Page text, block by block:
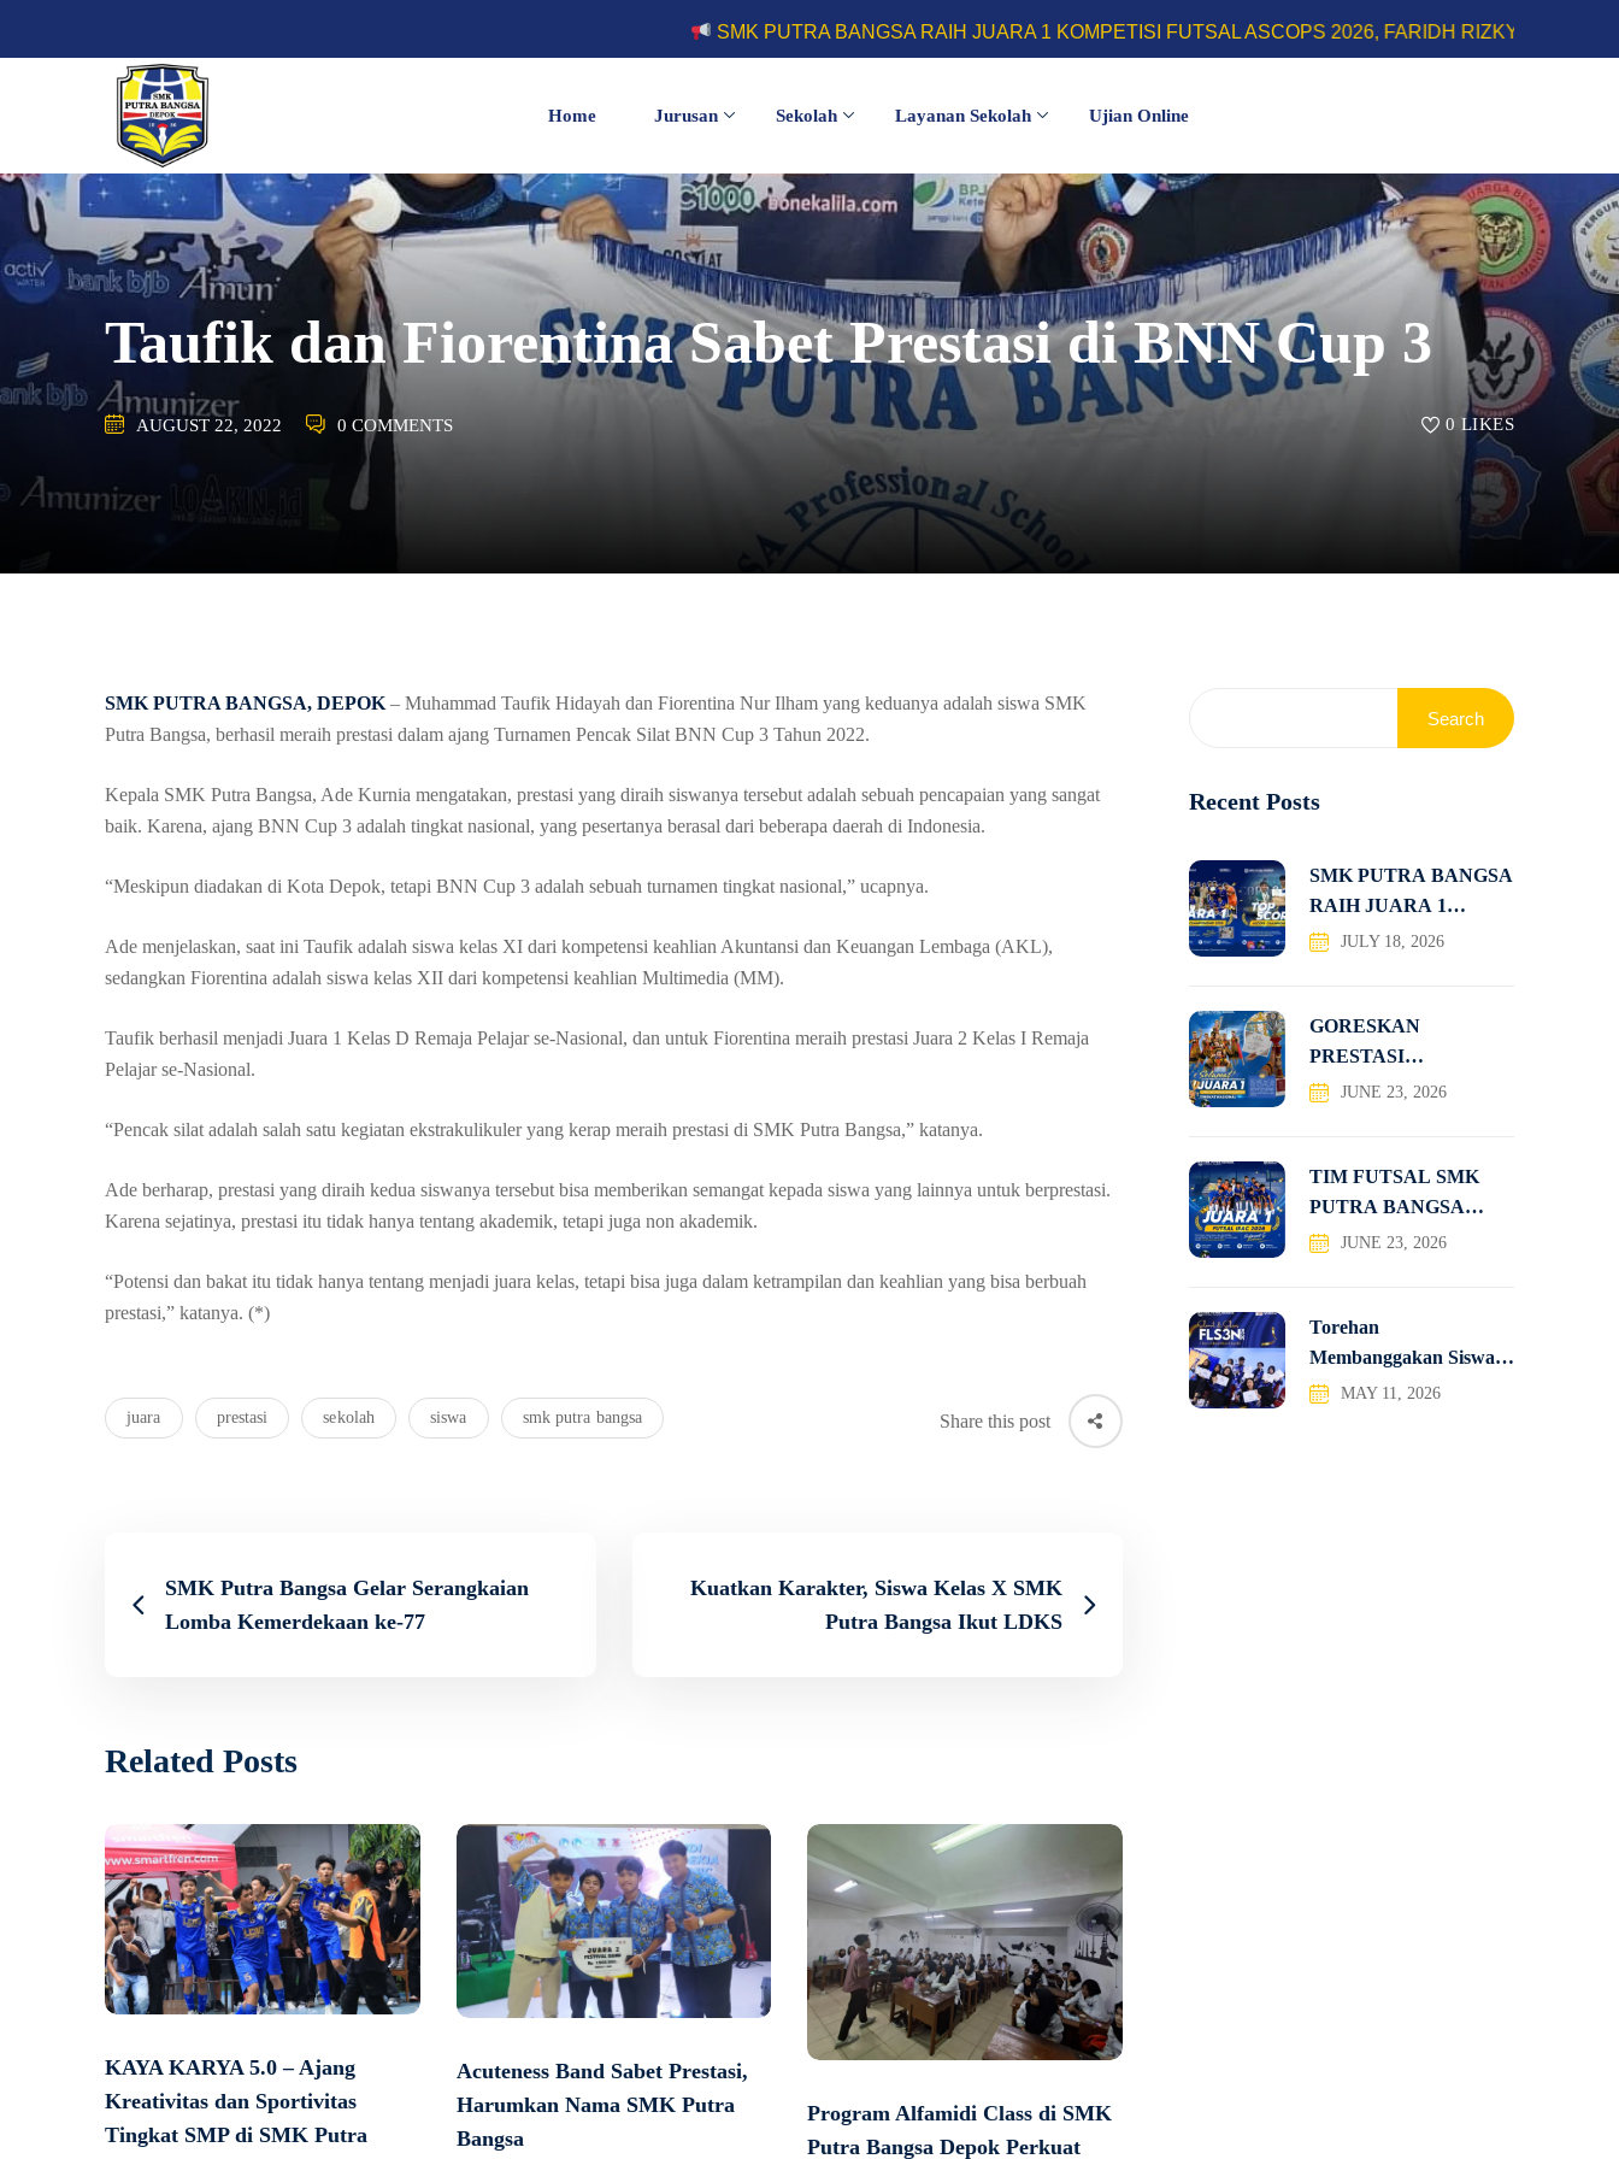
SMK PUTRA BANGSA RAIH JUARA 1 KOMPETISI FUTSAL ASCOPS 2026, FARIDH RIZKY HERLINO SABET
Home Jurusan Sekolah Layanan Sekolah Ujian Online
Taufik dan Fiorentina Sabet Prestasi di BNN Cup 3
AUGUST 22, 2022 0 COMMENTS 0 LIKES
SMK PUTRA BANGSA, DEPOK – Muhammad Taufik Hidayah dan Fiorentina Nur Ilham yang keduanya adalah siswa SMK
Putra Bangsa, berhasil meraih prestasi dalam ajang Turnamen Pencak Silat BNN Cup 3 Tahun 2022.
Kepala SMK Putra Bangsa, Ade Kurnia mengatakan, prestasi yang diraih siswanya tersebut adalah sebuah pencapaian yang sangat
baik. Karena, ajang BNN Cup 3 adalah tingkat nasional, yang pesertanya berasal dari beberapa daerah di Indonesia.
“Meskipun diadakan di Kota Depok, tetapi BNN Cup 3 adalah sebuah turnamen tingkat nasional,” ucapnya.
Ade menjelaskan, saat ini Taufik adalah siswa kelas XI dari kompetensi keahlian Akuntansi dan Keuangan Lembaga (AKL),
sedangkan Fiorentina adalah siswa kelas XII dari kompetensi keahlian Multimedia (MM).
Taufik berhasil menjadi Juara 1 Kelas D Remaja Pelajar se-Nasional, dan untuk Fiorentina meraih prestasi Juara 2 Kelas I Remaja
Pelajar se-Nasional.
“Pencak silat adalah salah satu kegiatan ekstrakulikuler yang kerap meraih prestasi di SMK Putra Bangsa,” katanya.
Ade berharap, prestasi yang diraih kedua siswanya tersebut bisa memberikan semangat kepada siswa yang lainnya untuk berprestasi.
Karena sejatinya, prestasi itu tidak hanya tentang akademik, tetapi juga non akademik.
“Potensi dan bakat itu tidak hanya tentang menjadi juara kelas, tetapi bisa juga dalam ketrampilan dan keahlian yang bisa berbuah
prestasi,” katanya. (*)
juara prestasi sekolah siswa smk putra bangsa Share this post
SMK Putra Bangsa Gelar Serangkaian
Lomba Kemerdekaan ke-77
Kuatkan Karakter, Siswa Kelas X SMK
Putra Bangsa Ikut LDKS
Related Posts
KAYA KARYA 5.0 – Ajang
Kreativitas dan Sportivitas
Tingkat SMP di SMK Putra
Acuteness Band Sabet Prestasi,
Harumkan Nama SMK Putra
Bangsa
Program Alfamidi Class di SMK
Putra Bangsa Depok Perkuat
Search
Recent Posts
SMK PUTRA BANGSA
RAIH JUARA 1
KOMPETISI
JULY 18, 2026
GORESKAN
PRESTASI
NASIONAL, TIM
JUNE 23, 2026
TIM FUTSAL SMK
PUTRA BANGSA
JUARA 1
JUNE 23, 2026
Torehan
Membanggakan Siswa-
Siswi SMK Putra
MAY 11, 2026